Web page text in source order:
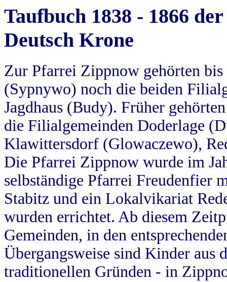
Taufbuch 1838 - 1866
Deutsch Krone
Zur Pfarrei Zippnow gehörten
(Sypnywo) noch die beiden
Jagdhaus (Budy). Früher
die Filialgemeinden Doderlage
Klawittersdorf (Glowaczewo),
Die Pfarrei Zippnow wurde im
selbständige Pfarrei Freudenfier
Stabitz und ein Lokalvikariat
wurden errichtet. Ab diesem
Gemeinden, in den
Übergangsweise sind Kinder aus
traditionellen Gründen - in